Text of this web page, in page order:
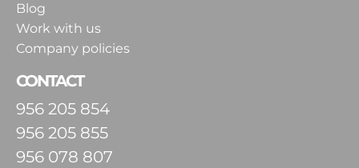
Blog
Work with us
Company policies
CONTACT
956 205 854
956 205 855
956 078 807